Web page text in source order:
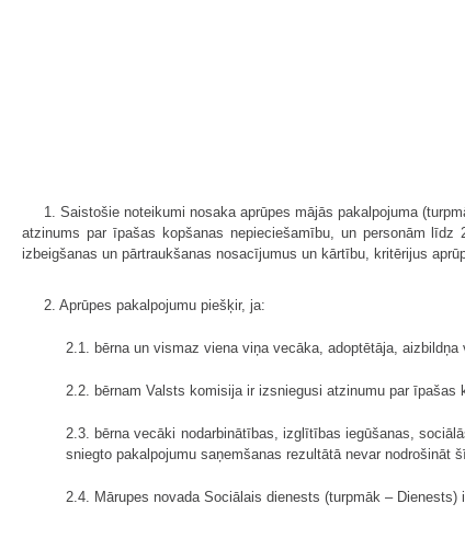
1. Saistošie noteikumi nosaka aprūpes mājās pakalpojuma
atzinums par īpašas kopšanas nepieciešamību, un personām
izbeigšanas un pārtraukšanas nosacījumus un kārtību, kritērijus
2. Aprūpes pakalpojumu piešķir, ja:
2.1. bērna un vismaz viena viņa vecāka, adoptētāja,
2.2. bērnam Valsts komisija ir izsniegusi atzinumu par
2.3. bērna vecāki nodarbinātības, izglītības iegūšanas,
sniegto pakalpojumu saņemšanas rezultātā nevar
2.4. Mārupes novada Sociālais dienests (turpmāk –